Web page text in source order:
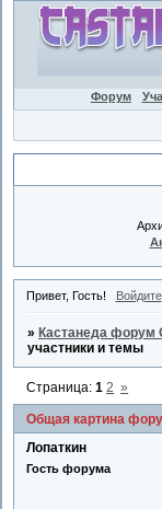
Форум
Привет, Гость! Войдите
» Кастанеда форум
участники и темы
Общая картина
Страница:1 2 »
Лопаткин
Гость форума